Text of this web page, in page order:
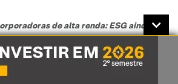
de alta renda: ESG ainda em
)
de saúde: O ESG ainda está na sala de